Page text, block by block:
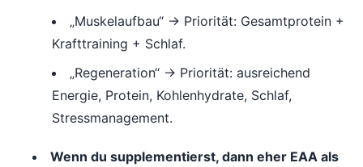
„Muskelaufbau“ → Priorität: Gesamtprotein +
Krafttraining + Schlaf.
„Regeneration“ → Priorität: ausreichend
Energie, Protein, Kohlenhydrate, Schlaf,
Stressmanagement.
Wenn du supplementierst, dann eher EAA als